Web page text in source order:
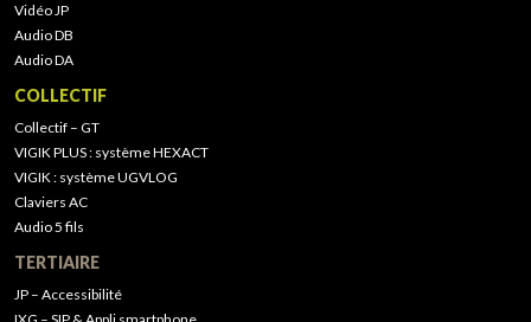
Vidéo JP
Audio DB
Audio DA
COLLECTIF
Collectif – GT
VIGIK PLUS : système HEXACT
VIGIK : système UGVLOG
Claviers AC
Audio 5 fils
TERTIAIRE
JP – Accessibilité